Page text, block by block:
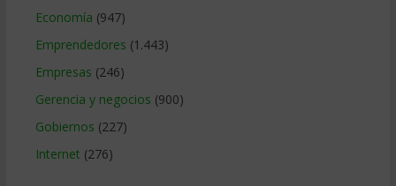
Economía (947)
Emprendedores (1.443)
Empresas (246)
Gerencia y negocios (900)
Gobiernos (227)
Internet (276)